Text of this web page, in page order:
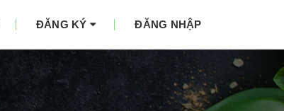
ĐĂNG KÝ ĐĂNG NHẬP